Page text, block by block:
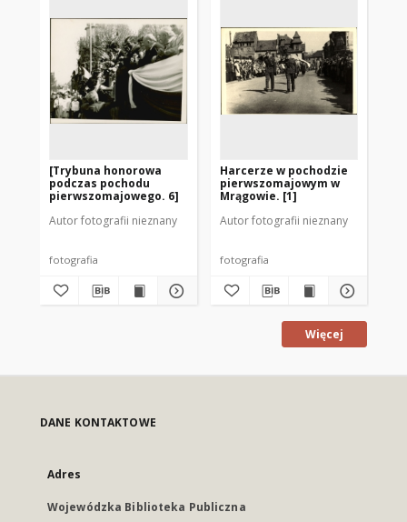
[Trybuna honorowa
podczas pochodu
pierwszomajowego. 6]
Autor fotografii nieznany
fotografia
Harcerze w pochodzie
pierwszomajowym w
Mrągowie. [1]
Autor fotografii nieznany
fotografia
Więcej
DANE KONTAKTOWE
Adres
Wojewódzka Biblioteka Publiczna